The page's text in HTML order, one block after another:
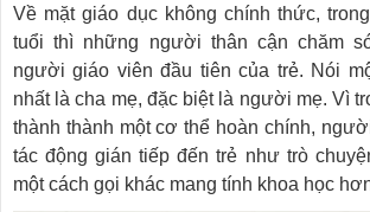
Về mặt giáo dục không chính thức,
tuổi thì những người thân cận chăm
người giáo viên đầu tiên của trẻ. Nói
nhất là cha mẹ, đặc biệt là người mẹ. Vì
thành thành một cơ thể hoàn chính,
tác động gián tiếp đến trẻ như trò
một cách gọi khác mang tính khoa học